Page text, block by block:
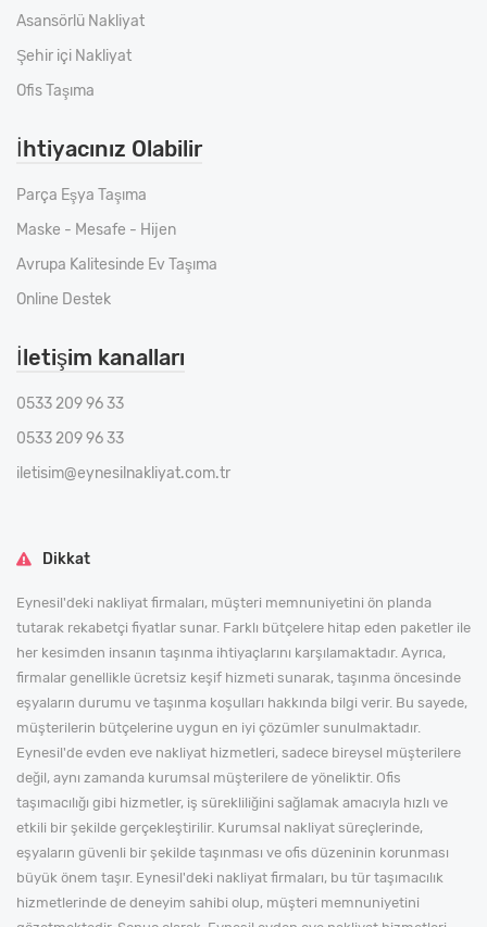
Asansörlü Nakliyat
Şehir içi Nakliyat
Ofis Taşıma
İhtiyacınız Olabilir
Parça Eşya Taşıma
Maske - Mesafe - Hijen
Avrupa Kalitesinde Ev Taşıma
Online Destek
İletişim kanalları
0533 209 96 33
0533 209 96 33
iletisim@eynesilnakliyat.com.tr
Dikkat
Eynesil'deki nakliyat firmaları, müşteri memnuniyetini ön planda
tutarak rekabetçi fiyatlar sunar. Farklı bütçelere hitap eden paketler ile
her kesimden insanın taşınma ihtiyaçlarını karşılamaktadır. Ayrıca,
firmalar genellikle ücretsiz keşif hizmeti sunarak, taşınma öncesinde
eşyaların durumu ve taşınma koşulları hakkında bilgi verir. Bu sayede,
müşterilerin bütçelerine uygun en iyi çözümler sunulmaktadır.
Eynesil'de evden eve nakliyat hizmetleri, sadece bireysel müşterilere
değil, aynı zamanda kurumsal müşterilere de yöneliktir. Ofis
taşımacılığı gibi hizmetler, iş sürekliliğini sağlamak amacıyla hızlı ve
etkili bir şekilde gerçekleştirilir. Kurumsal nakliyat süreçlerinde,
eşyaların güvenli bir şekilde taşınması ve ofis düzeninin korunması
büyük önem taşır. Eynesil'deki nakliyat firmaları, bu tür taşımacılık
hizmetlerinde de deneyim sahibi olup, müşteri memnuniyetini